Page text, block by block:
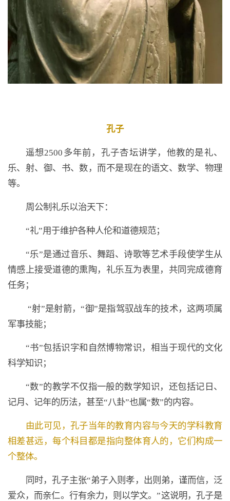
孔子
遥想2500多年前，孔子杏坛讲学，他教的是礼、
乐、射、御、书、数，而不是现在的语文、数学、物理
等。
周公制礼乐以治天下：
“礼”用于维护各种人伦和道德规范；
“乐”是通过音乐、舞蹈、诗歌等艺术手段使学生从
情感上接受道德的熏陶，礼乐互为表里，共同完成德育
任务；
“射”是射箭，“御”是指驾驭战车的技术，这两项属
军事技能；
“书”包括识字和自然博物常识，相当于现代的文化
科学知识；
“数”的教学不仅指一般的数学知识，还包括记日、
记月、记年的历法，甚至“八卦”也属“数”的内容。
由此可见，孔子当年的教育内容与今天的学科教育
相差甚远，每个科目都是指向整体育人的，它们构成一
个整体。
同时，孔子主张“弟子入则孝，出则弟，谨而信，泛
爱众，而亲仁。行有余力，则以学文。”这说明，孔子是